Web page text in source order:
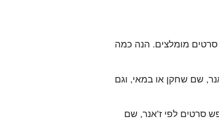
סרטים מומלצים. הנה כמה
שם שחקן או במאי, וגם
סרטים לפי ז'אנר, שם